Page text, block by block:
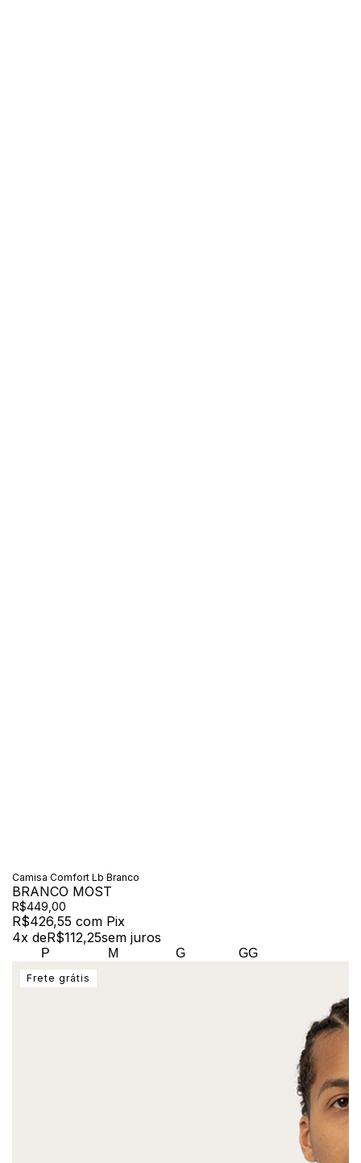
Camisa Comfort Lb Branco
BRANCO MOST
R$449,00
R$426,55 com Pix
4x deR$112,25sem juros
P M G GG
Frete grátis